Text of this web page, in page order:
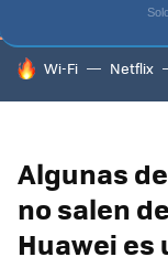
HOY SE HABLA DE
Wi-Fi Netflix
Algunas
no salen
Huawei es